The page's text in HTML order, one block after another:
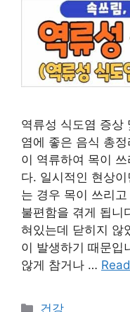
역류성 식도염 증상
염에 좋은 음식 총
이 역류하여 목이
다. 일시적인 현상
는 경우 목이 쓰리
불편함을 겪게 됩니
혀있는데 닫히지 않
이 발생하기 때문입
않게 참거나 …
카
건강